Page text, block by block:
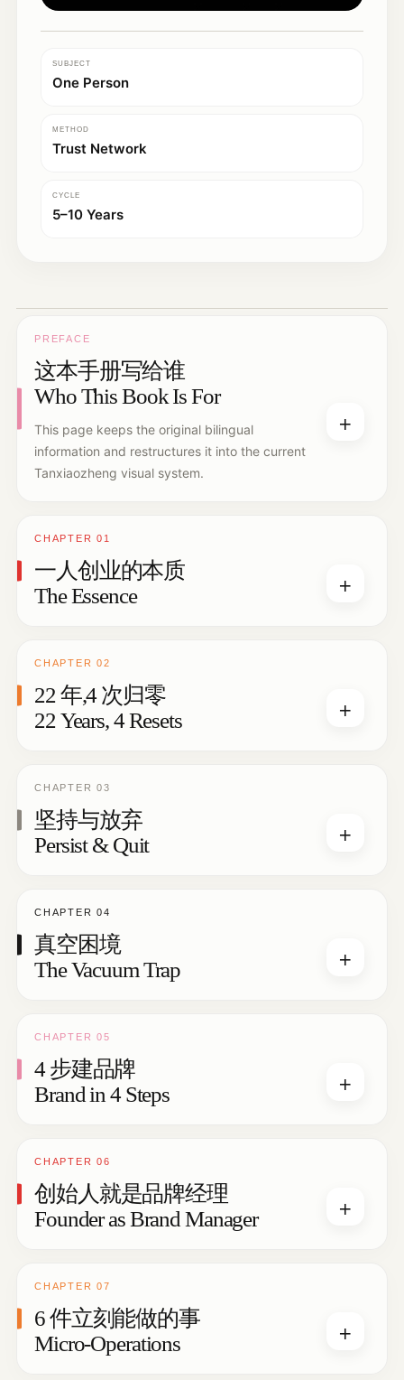
SUBJECT
One Person
METHOD
Trust Network
CYCLE
5–10 Years
PREFACE
这本手册写给谁
Who This Book Is For
This page keeps the original bilingual
information and restructures it into the current
Tanxiaozheng visual system.
+
CHAPTER 01
一人创业的本质
The Essence
+
CHAPTER 02
22 年,4 次归零
22 Years, 4 Resets
+
CHAPTER 03
坚持与放弃
Persist & Quit
+
CHAPTER 04
真空困境
The Vacuum Trap
+
CHAPTER 05
4 步建品牌
Brand in 4 Steps
+
CHAPTER 06
创始人就是品牌经理
Founder as Brand Manager
+
CHAPTER 07
6 件立刻能做的事
Micro-Operations
+